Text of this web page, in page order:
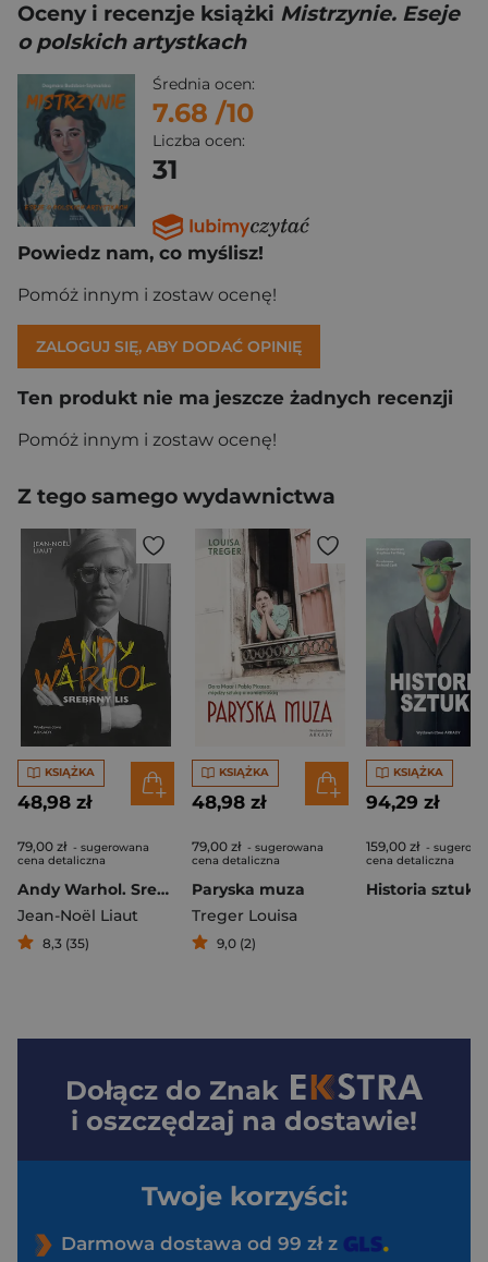
Oceny i recenzje książki Mistrzynie. Eseje
o polskich artystkach
Średnia ocen:
7.68 /10
Liczba ocen:
31
Powiedz nam, co myślisz!
Pomóż innym i zostaw ocenę!
ZALOGUJ SIĘ, ABY DODAĆ OPINIĘ
Ten produkt nie ma jeszcze żadnych recenzji
Pomóż innym i zostaw ocenę!
Z tego samego wydawnictwa
KSIĄŻKA
48,98 zł
79,00 zł - sugerowana
cena detaliczna
Andy Warhol. Srebrny lis
Jean-Noël Liaut
8,3 (35)
KSIĄŻKA
48,98 zł
79,00 zł - sugerowana
cena detaliczna
Paryska muza
Treger Louisa
9,0 (2)
KSIĄŻKA
94,29 zł
159,00 zł -
cena detaliczna
Historia sztuki
Dołącz do Znak
i oszczędzaj na dostawie!
Twoje korzyści:
Darmowa dostawa od 99 zł z